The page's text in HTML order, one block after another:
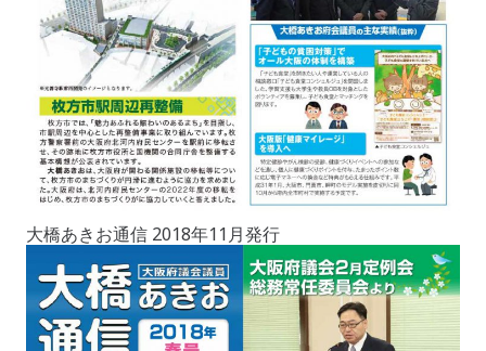
大橋あきお通信 2018年11月発行